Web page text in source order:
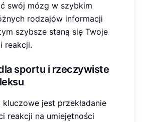
swój mózg w szybkim
rodzajów informacji
szybsze staną się Twoje
reakcji.
sportu i rzeczywiste
jest przekładanie
reakcji na umiejętności